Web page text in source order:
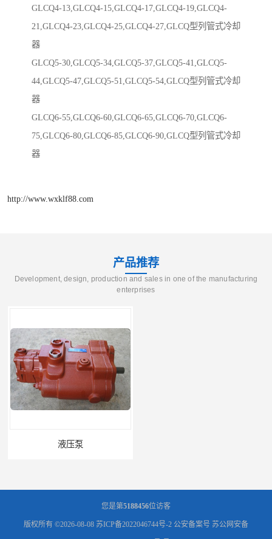
GLCQ4-13,GLCQ4-15,GLCQ4-17,GLCQ4-19,GLCQ4-
21,GLCQ4-23,GLCQ4-25,GLCQ4-27,GLCQ型列管式冷却
器
GLCQ5-30,GLCQ5-34,GLCQ5-37,GLCQ5-41,GLCQ5-
44,GLCQ5-47,GLCQ5-51,GLCQ5-54,GLCQ型列管式冷却
器
GLCQ6-55,GLCQ6-60,GLCQ6-65,GLCQ6-70,GLCQ6-
75,GLCQ6-80,GLCQ6-85,GLCQ6-90,GLCQ型列管式冷却
器
http://www.wxklf88.com
产品推荐
Development, design, production and sales in one of the manufacturing
enterprises
液压泵
您是第5188456位访客
版权所有 ©2026-08-08 苏ICP备2022046744号-2 公安备案号 苏公网安备